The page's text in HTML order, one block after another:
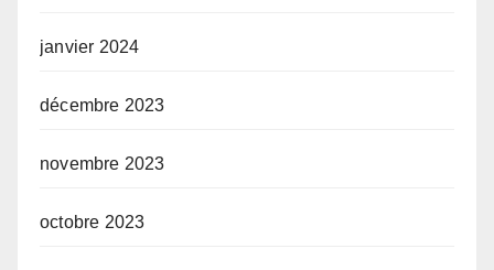
janvier 2024
décembre 2023
novembre 2023
octobre 2023